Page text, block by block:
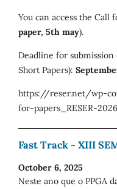
You can access the Call
paper, 5th may).
Deadline for
Short Papers):
https://reser.net/wp-
for-papers_RESER-
Fast Track - XIII
October 6, 2025
Neste ano que o PPGA